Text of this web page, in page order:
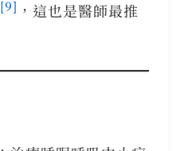
[9] ，這也是醫師最推